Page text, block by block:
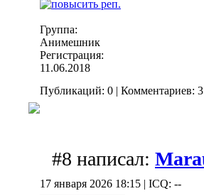
Группа:
Анимешник
Регистрация:
11.06.2018
Публикаций: 0 | Комментариев:
#8 написал:
17 января 2026 18:15 | ICQ: --